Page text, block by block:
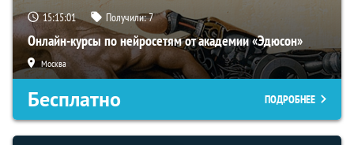
15:15:00 Получили:7
Онлайн-курсы по нейросетям от академии «Эдюсон»
Москва
Бесплатно ПОДРОБНЕЕ